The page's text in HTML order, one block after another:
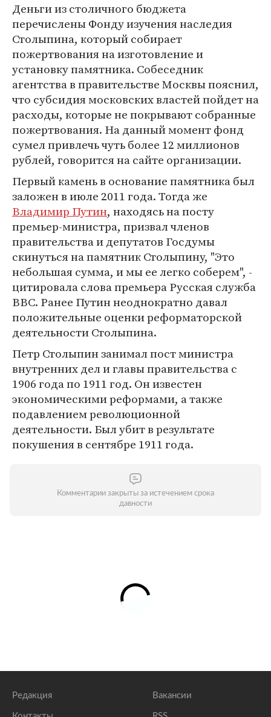
Деньги из столичного бюджета
перечислены Фонду изучения наследия
Столыпина, который собирает
пожертвования на изготовление и
установку памятника. Собеседник
агентства в правительстве Москвы пояснил,
что субсидия московских властей пойдет на
расходы, которые не покрывают собранные
пожертвования. На данный момент фонд
сумел привлечь чуть более 12 миллионов
рублей, говорится на сайте организации.
Первый камень в основание памятника был
заложен в июле 2011 года. Тогда же
Владимир Путин, находясь на посту
премьер-министра, призвал членов
правительства и депутатов Госдумы
скинуться на памятник Столыпину, "Это
небольшая сумма, и мы ее легко соберем", -
цитировала слова премьера Русская служба
BBC. Ранее Путин неоднократно давал
положительные оценки реформаторской
деятельности Столыпина.
Петр Столыпин занимал пост министра
внутренних дел и главы правительства с
1906 года по 1911 год. Он известен
экономическими реформами, а также
подавлением революционной
деятельности. Был убит в результате
покушения в сентябре 1911 года.
Комментарии закрыты за истечением срока
давности
Редакция Вакансии